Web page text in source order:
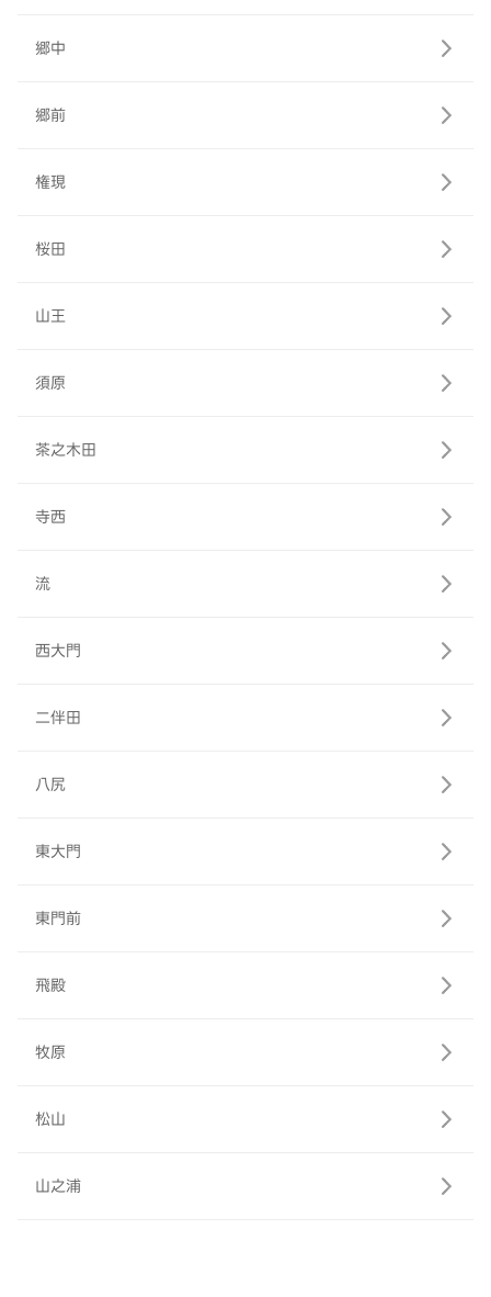
郷中
郷前
権現
桜田
山王
須原
茶之木田
寺西
流
西大門
二伴田
八尻
東大門
東門前
飛殿
牧原
松山
山之浦